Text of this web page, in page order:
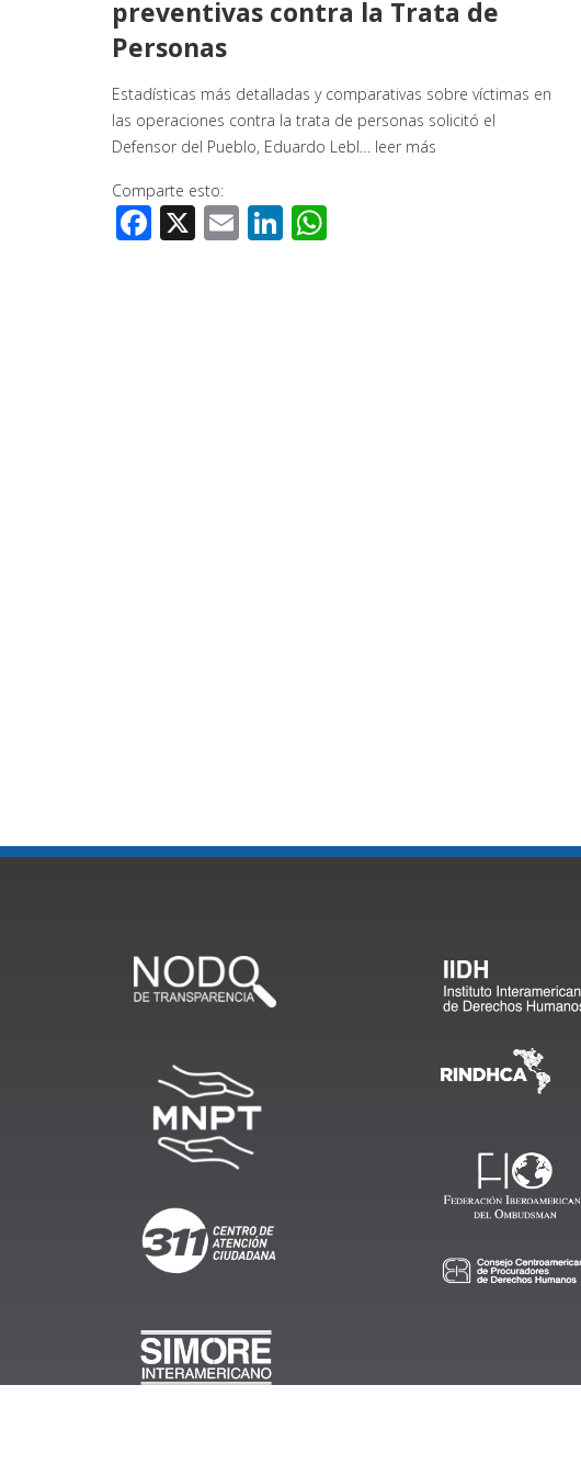
preventivas contra la Trata de
Personas
Estadísticas más detalladas y comparativas sobre víctimas en
las operaciones contra la trata de personas solicitó el
Defensor del Pueblo, Eduardo Lebl… leer más
Comparte esto:
Facebook
X EmailLinkedIn